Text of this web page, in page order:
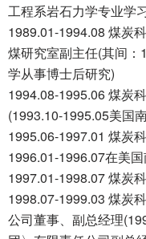
工程系岩石力学专业学
1989.01-1994.08 煤炭
煤研究室副主任(其间
学从事博士后研究)
1994.08-1995.06 煤炭
(1993.10-1995.05美国
1995.06-1997.01 煤炭
1996.01-1996.07在美
1997.01-1998.07 煤炭
1998.07-1999.03 煤炭
公司董事、副总经理